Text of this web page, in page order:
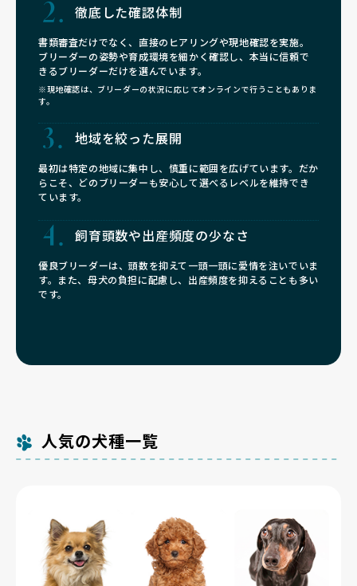
徹底した確認体制
書類審査だけでなく、直接のヒアリングや現地確認を実施。
ブリーダーの姿勢や育成環境を細かく確認し、本当に信頼で
きるブリーダーだけを選んでいます。
※現地確認は、ブリーダーの状況に応じてオンラインで行うこともありま
す。
地域を絞った展開
最初は特定の地域に集中し、慎重に範囲を広げています。だか
らこそ、どのブリーダーも安心して選べるレベルを維持でき
ています。
飼育頭数や出産頻度の少なさ
優良ブリーダーは、頭数を抑えて一頭一頭に愛情を注いでいま
す。また、母犬の負担に配慮し、出産頻度を抑えることも多い
です。
人気の犬種一覧